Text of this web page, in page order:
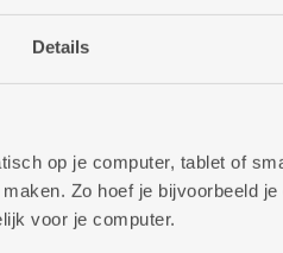
Details
op je computer, tablet of
Zo hoef je bijvoorbeeld
voor je computer.